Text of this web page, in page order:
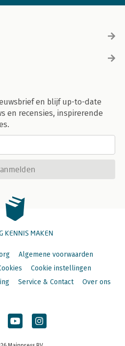
en blijf up-to-date
en recensies, inspirerende
KENNIS MAKEN
Algemene voorwaarden
Cookie instellingen
Service & Contact Over ons